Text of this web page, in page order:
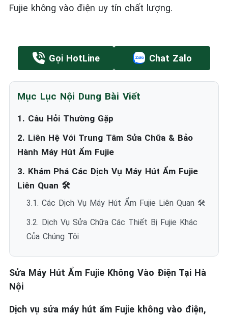
Fujie không vào điện uy tín chất lượng.
Gọi HotLine Chat Zalo
Mục Lục Nội Dung Bài Viết
1. Câu Hỏi Thường Gặp
2. Liên Hệ Với Trung Tâm Sửa Chữa & Bảo
Hành Máy Hút Ẩm Fujie
3. Khám Phá Các Dịch Vụ Máy Hút Ẩm Fujie
Liên Quan 🛠️
3.1. Các Dịch Vụ Máy Hút Ẩm Fujie Liên Quan 🛠️
3.2. Dịch Vụ Sửa Chữa Các Thiết Bị Fujie Khác
Của Chúng Tôi
Sửa Máy Hút Ẩm Fujie Không Vào Điện Tại Hà
Nội
Dịch vụ sửa máy hút ẩm Fujie không vào điện,